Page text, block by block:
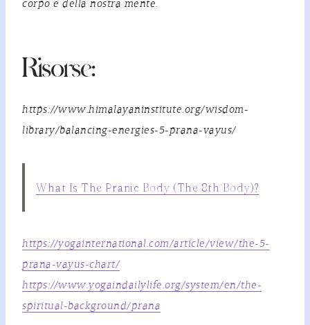
corpo e della nostra mente.
Risorse:
https://www.himalayaninstitute.org/wisdom-
library/balancing-energies-5-prana-vayus/
What Is The Pranic Body (The 8th Body)?
https://yogainternational.com/article/view/the-5-
prana-vayus-chart/
https://www.yogaindailylife.org/system/en/the-
spiritual-background/prana